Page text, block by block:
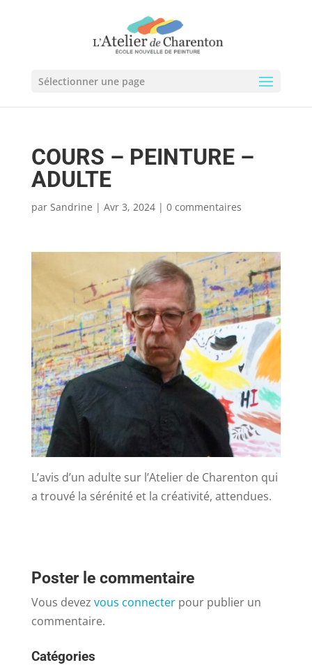
Sélectionner une page
COURS – PEINTURE –
ADULTE
par Sandrine | Avr 3, 2024| 0 commentaires
L’avis d’un adulte sur l’Atelier de Charenton qui
a trouvé la sérénité et la créativité, attendues.
Poster le commentaire
Vous devez vous connecterpour publier un
commentaire.
Catégories